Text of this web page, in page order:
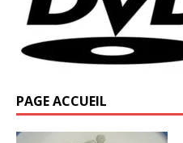
PAGE ACCUEIL